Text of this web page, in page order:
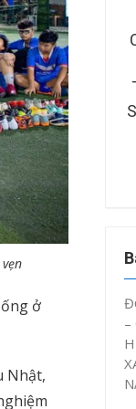
ở
Nhật,
– HỘI SINH
CHỨC SINH
“ĐOÀN VIÊN,
VỚI AN TOÀN
NĂM 2026”
–